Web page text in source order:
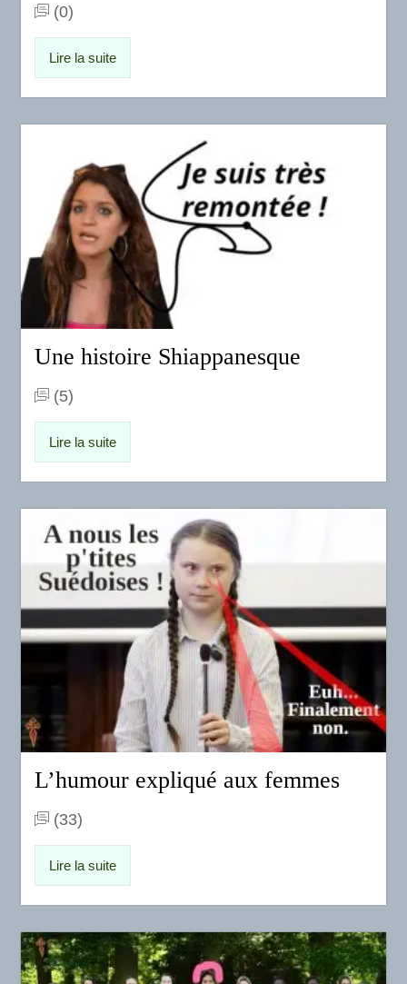
(0)
Lire la suite
Une histoire Shiappanesque
(5)
Lire la suite
L’humour expliqué aux femmes
(33)
Lire la suite